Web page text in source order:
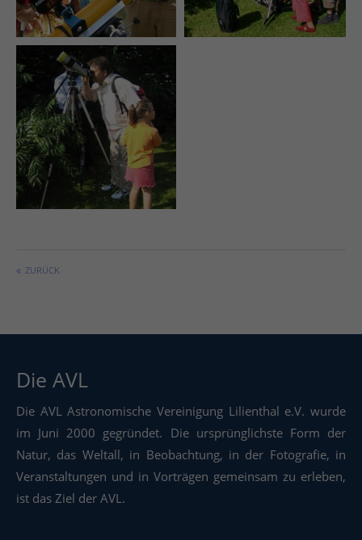
ZURÜCK
Die AVL
Die AVL Astronomische Vereinigung Lilienthal e.V. wurde
im Juni 2000 gegründet. Die ursprünglichste Form der
Natur, das Weltall, in Beobachtung, in der Fotografie, in
Veranstaltungen und in Vorträgen gemeinsam zu erleben,
ist das Ziel der AVL.